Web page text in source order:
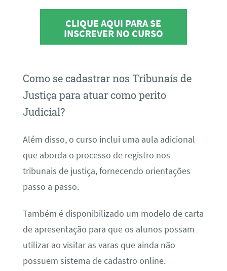
CLIQUE AQUI PARA SE
INSCREVER NO CURSO
Como se cadastrar nos Tribunais de
Justiça para atuar como perito
Judicial?
Além disso, o curso inclui uma aula adicional
que aborda o processo de registro nos
tribunais de justiça, fornecendo orientações
passo a passo.
Também é disponibilizado um modelo de carta
de apresentação para que os alunos possam
utilizar ao visitar as varas que ainda não
possuem sistema de cadastro online.